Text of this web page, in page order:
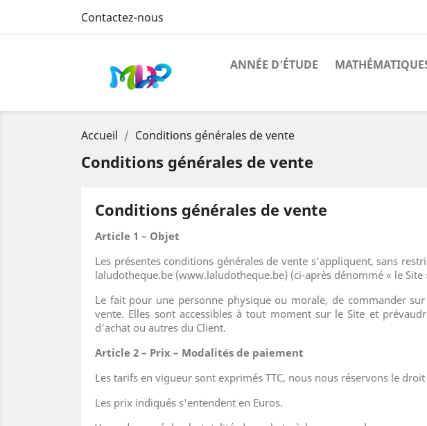
Contactez-nous
ANNÉE D'ÉTUDE
Accueil Conditions générales de vente
Conditions générales de vente
Conditions générales de vente
Article 1 – Objet
Les présentes conditions générales de vente s'appliquent, sans
laludotheque.be (www.laludotheque.be) (ci-après dénommé « le Site
Le fait pour une personne physique ou morale, de commander
vente. Elles sont accessibles à tout moment sur le Site et
d'achat ou autres du Client.
Article 2 – Prix – Modalités de paiement
Les tarifs en vigueur sont exprimés TTC, nous nous réservons le
Les prix indiqués s'entendent en Euros.